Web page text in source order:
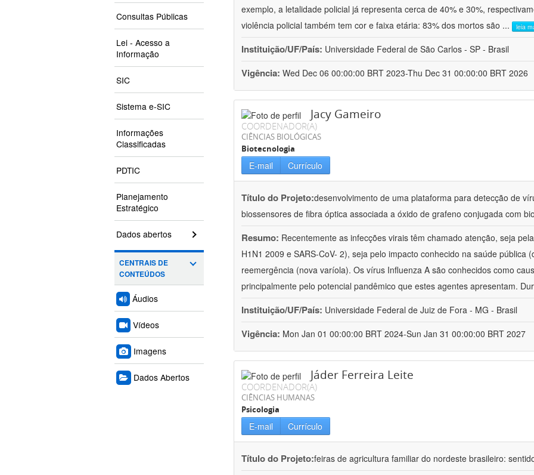
Consultas Públicas
Lei - Acesso a
Informação
SIC
Sistema e-SIC
Informações
Classificadas
PDTIC
Planejamento
Estratégico
Dados abertos
CENTRAIS DE
CONTEÚDOS
Áudios
Vídeos
Imagens
Dados Abertos
exemplo, a letalidade policial já representa cerca de 40% e 30%,
violência policial também tem cor e faixa etária: 83% dos mortos são ... leia
Instituição/UF/País: Universidade Federal de São Carlos - SP - Brasil
Vigência: Wed Dec 06 00:00:00 BRT 2023-Thu Dec 31 00:00:00 BRT 2026
Jacy Gameiro
COORDENADOR(A)
CIÊNCIAS BIOLÓGICAS
Biotecnologia
E-mail Currículo
Título do Projeto:desenvolvimento de uma plataforma para detecção de
biossensores de fibra óptica associada a óxido de grafeno conjugada com
Resumo: Recentemente as infecções virais têm chamado atenção, seja
H1N1 2009 e SARS-CoV- 2), seja pelo impacto conhecido na saúde pública
reemergência (nova varíola). Os vírus Influenza A são conhecidos como
principalmente pelo potencial pandêmico que estes agentes apresentam.
Instituição/UF/País: Universidade Federal de Juiz de Fora - MG - Brasil
Vigência: Mon Jan 01 00:00:00 BRT 2024-Sun Jan 31 00:00:00 BRT 2027
Jáder Ferreira Leite
COORDENADOR(A)
CIÊNCIAS HUMANAS
Psicologia
E-mail Currículo
Título do Projeto:feiras de agricultura familiar do nordeste brasileiro: